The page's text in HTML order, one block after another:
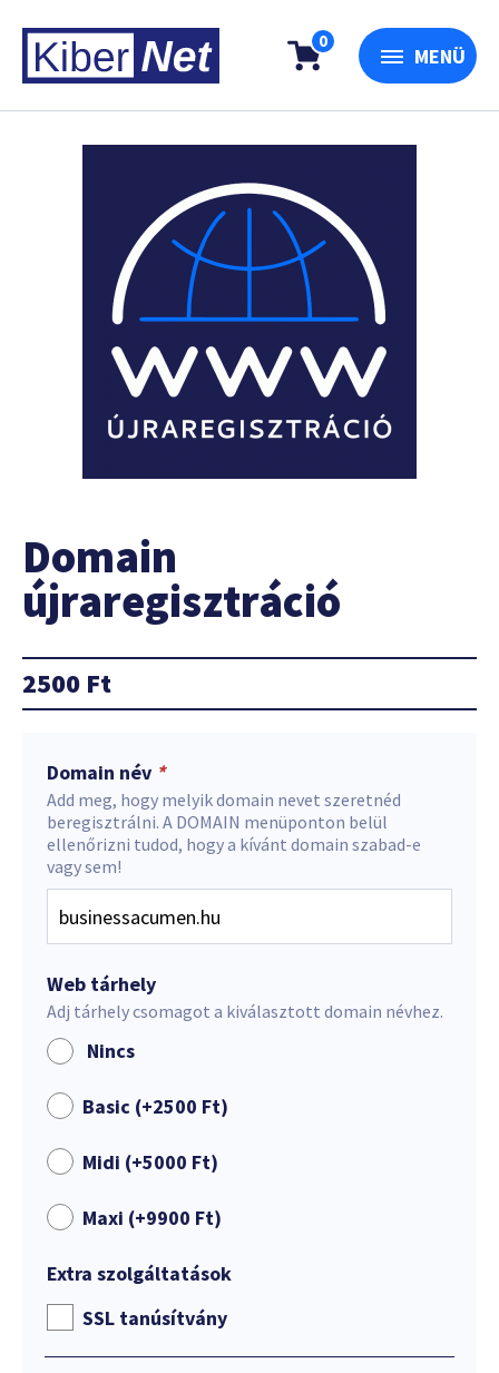
0
MENÜ
Domain
újraregisztráció
2500 Ft
Domain név *
Add meg, hogy melyik domain nevet szeretnéd
beregisztrálni. A DOMAIN menüponton belül
ellenőrizni tudod, hogy a kívánt domain szabad-e
vagy sem!
Web tárhely
Adj tárhely csomagot a kiválasztott domain névhez.
Nincs
Basic (+2500 Ft)
Midi (+5000 Ft)
Maxi (+9900 Ft)
Extra szolgáltatások
SSL tanúsítvány